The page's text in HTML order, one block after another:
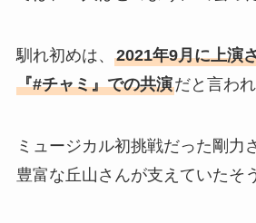
馴れ初めは、 2021年9月に上演
『#チャミ』での共演だと言わ
ミュージカル初挑戦だった剛力
豊富な丘山さんが支えていたそ